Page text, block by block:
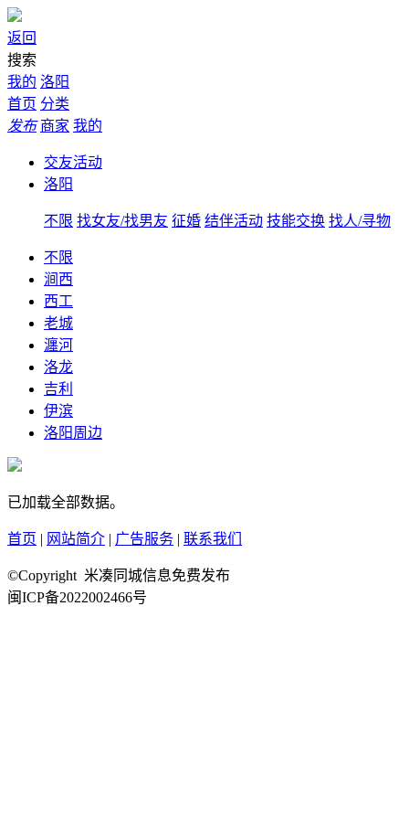
返回
搜索
我的 洛阳
首页 分类
发布 商家 我的
交友活动
洛阳
不限 找女友/找男友 征婚 结伴活动 技能交换 找人/寻物
不限
涧西
西工
老城
瀍河
洛龙
吉利
伊滨
洛阳周边
已加载全部数据。
首页 | 网站简介 | 广告服务 | 联系我们
©Copyright 米凑同城信息免费发布
闽ICP备2022002466号